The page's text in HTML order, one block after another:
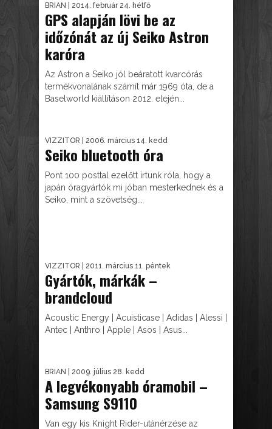
BRIAN | 2014. február 24. hétfő
GPS alapján lövi be az
időzónát az új Seiko Astron
karóra
Az Astron a Seiko jól beáratott kvarcórás
termékvonalának számít már 1969 óta, de a
Baselworld kiállításon 2012. elején...
VIZZITOR | 2006. március 14. kedd
Seiko bluetooth óra
Pont 100 posttal ezelőtt írtunk róla, hogy a
japán óragyártók mi jóban mesterkednek és a
Seiko, mint a szövetség...
VIZZITOR | 2011. március 11. péntek
Gyártók, márkák –
brandcloud
Acoustic Energy | Acuisticase | Adidas | Alessi |
Antec | Anthro | Apple | Asos | Asus...
BRIAN | 2009. július 28. kedd
A legvékonyabb óramobil –
Samsung S9110
Van egy kis Knight Rider-utánérzése az